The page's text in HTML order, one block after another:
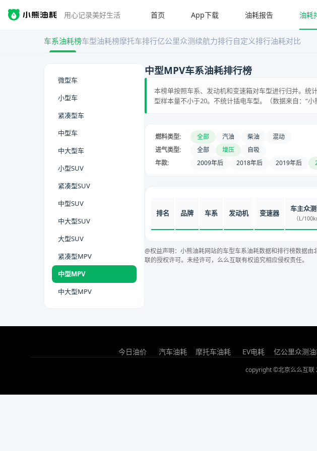
用心记录美好生活 首页 App下载 油耗报告 油耗
车系油耗榜车型油耗榜摩托车排行亿公里众测续航力排行自定义排行油耗对比
微型车
小型车
紧凑型车
中型车
中大型车
小型SUV
紧凑型SUV
中型SUV
中大型SUV
大型SUV
紧凑型MPV
中型MPV
中大型MPV
中型MPV车系油耗排行榜
本榜单按照车系、发动机和变速箱对车型进行归并。统
型样本量不小于20。不统计插电车型。（数据来自：“小
燃料类型: 全部 汽油 柴油 混动
进气类型:
全部 增压 自吸
年款:
2009年后 2018年后 2019年后
排名 品牌 车系 发动机 变速器 车主众
（L/
@权益声明：小熊油耗网站的车型车系油耗数据和排行榜数据
联的授权许可。未经许可，么么互联有权追究相应侵权责任。
今日油价 汽车油耗 摩托车油耗 EV电耗 亿公里众测
copyright ©北京么么互联